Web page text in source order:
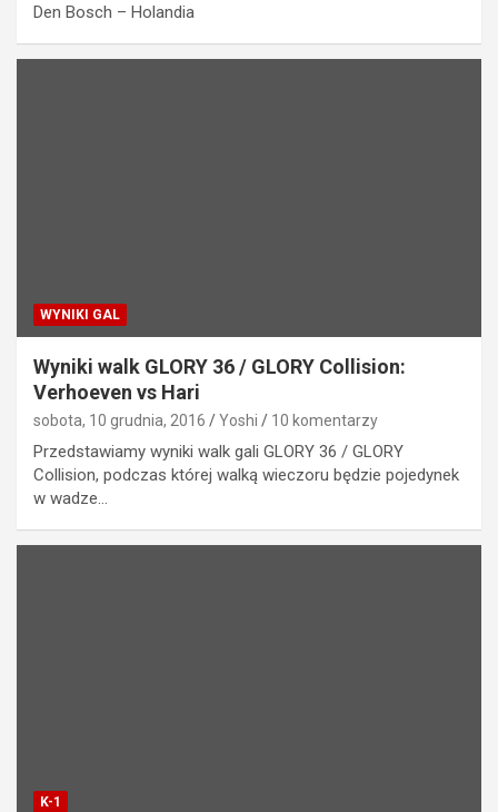
Den Bosch – Holandia
WYNIKI GAL
Wyniki walk GLORY 36 / GLORY Collision:
Verhoeven vs Hari
sobota, 10 grudnia, 2016 Yoshi 10 komentarzy
Przedstawiamy wyniki walk gali GLORY 36 / GLORY
Collision, podczas której walką wieczoru będzie pojedynek
w wadze…
K-1